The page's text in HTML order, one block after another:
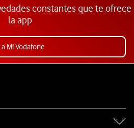
constantes que te ofrece
la app
a Mi Vodafone
de Vodafone